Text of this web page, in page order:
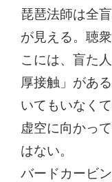
琵琶法師は全
が見える。聴
こには、盲た
厚接触」があ
いてもいなく
虚空に向かっ
はない。
バードカービ